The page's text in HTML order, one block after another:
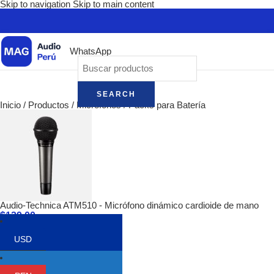
Skip to navigation Skip to main content
WhatsApp
SEARCH
Inicio / Productos / Micrófonos/ Packs para Batería
Audio-Technica ATM510 - Micrófono dinámico cardioide de mano
$129.00
Volver a los productos
USD